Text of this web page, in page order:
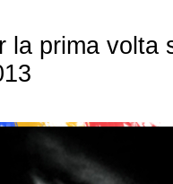
la prima volta